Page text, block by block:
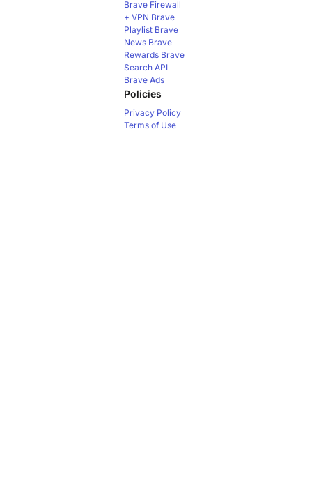
Brave Firewall
+ VPN Brave
Playlist Brave
News Brave
Rewards Brave
Search API
Brave Ads
Policies
Privacy Policy
Terms of Use